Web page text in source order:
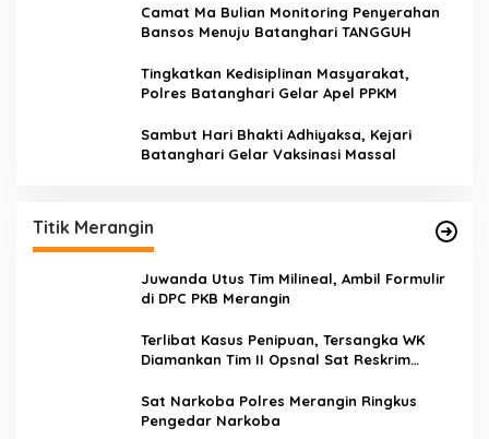
Camat Ma Bulian Monitoring Penyerahan
Bansos Menuju Batanghari TANGGUH
Tingkatkan Kedisiplinan Masyarakat,
Polres Batanghari Gelar Apel PPKM
Sambut Hari Bhakti Adhiyaksa, Kejari
Batanghari Gelar Vaksinasi Massal
Titik Merangin
Juwanda Utus Tim Milineal, Ambil Formulir
di DPC PKB Merangin
Terlibat Kasus Penipuan, Tersangka WK
Diamankan Tim II Opsnal Sat Reskrim
Sat Narkoba Polres Merangin Ringkus
Pengedar Narkoba